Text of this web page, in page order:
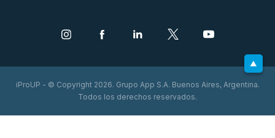
iProUP - © Copyright 2026. Grupo App S.A. Buenos Aires, Argentina.
Todos los derechos reservados.